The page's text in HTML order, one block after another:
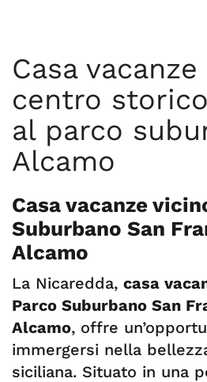
Casa
centro
al parco
Alcamo
Casa vacanze
Suburbano San
Alcamo
La Nicaredda, casa
Parco Suburbano San
Alcamo, offre
immergersi nella
siciliana. Situato in una